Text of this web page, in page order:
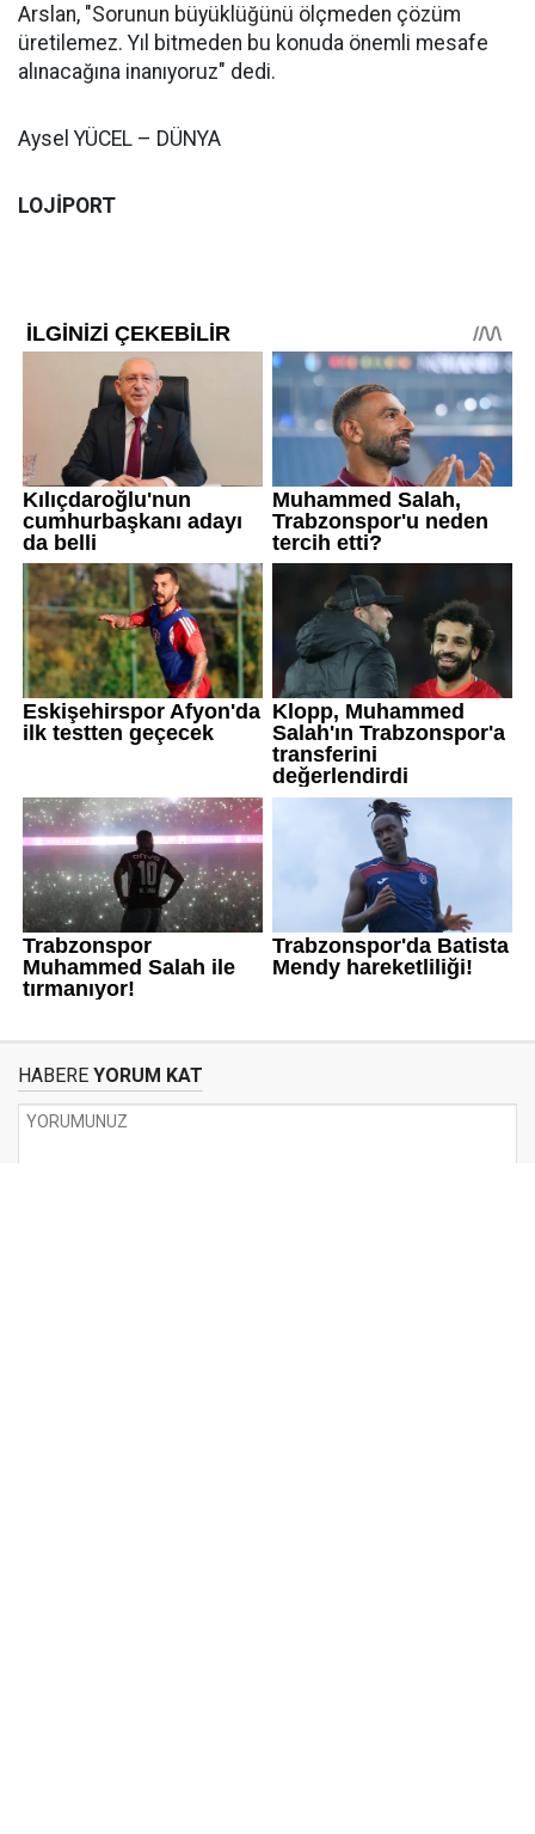
Arslan, "Sorunun büyüklüğünü ölçmeden çözüm
üretilemez. Yıl bitmeden bu konuda önemli mesafe
alınacağına inanıyoruz" dedi.
Aysel YÜCEL – DÜNYA
LOJİPORT
HABERE YORUM KAT